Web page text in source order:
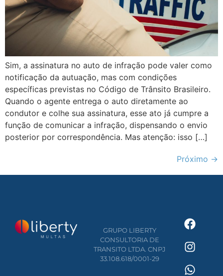
Sim, a assinatura no auto de infração pode valer como
notificação da autuação, mas com condições
específicas previstas no Código de Trânsito Brasileiro.
Quando o agente entrega o auto diretamente ao
condutor e colhe sua assinatura, esse ato já cumpre a
função de comunicar a infração, dispensando o envio
posterior por correspondência. Mas atenção: isso […]
Próximo →
GRUPO LIBERTY
CONSULTORIA DE
TRANSITO LTDA. CNPJ
33.108.618/0001-29